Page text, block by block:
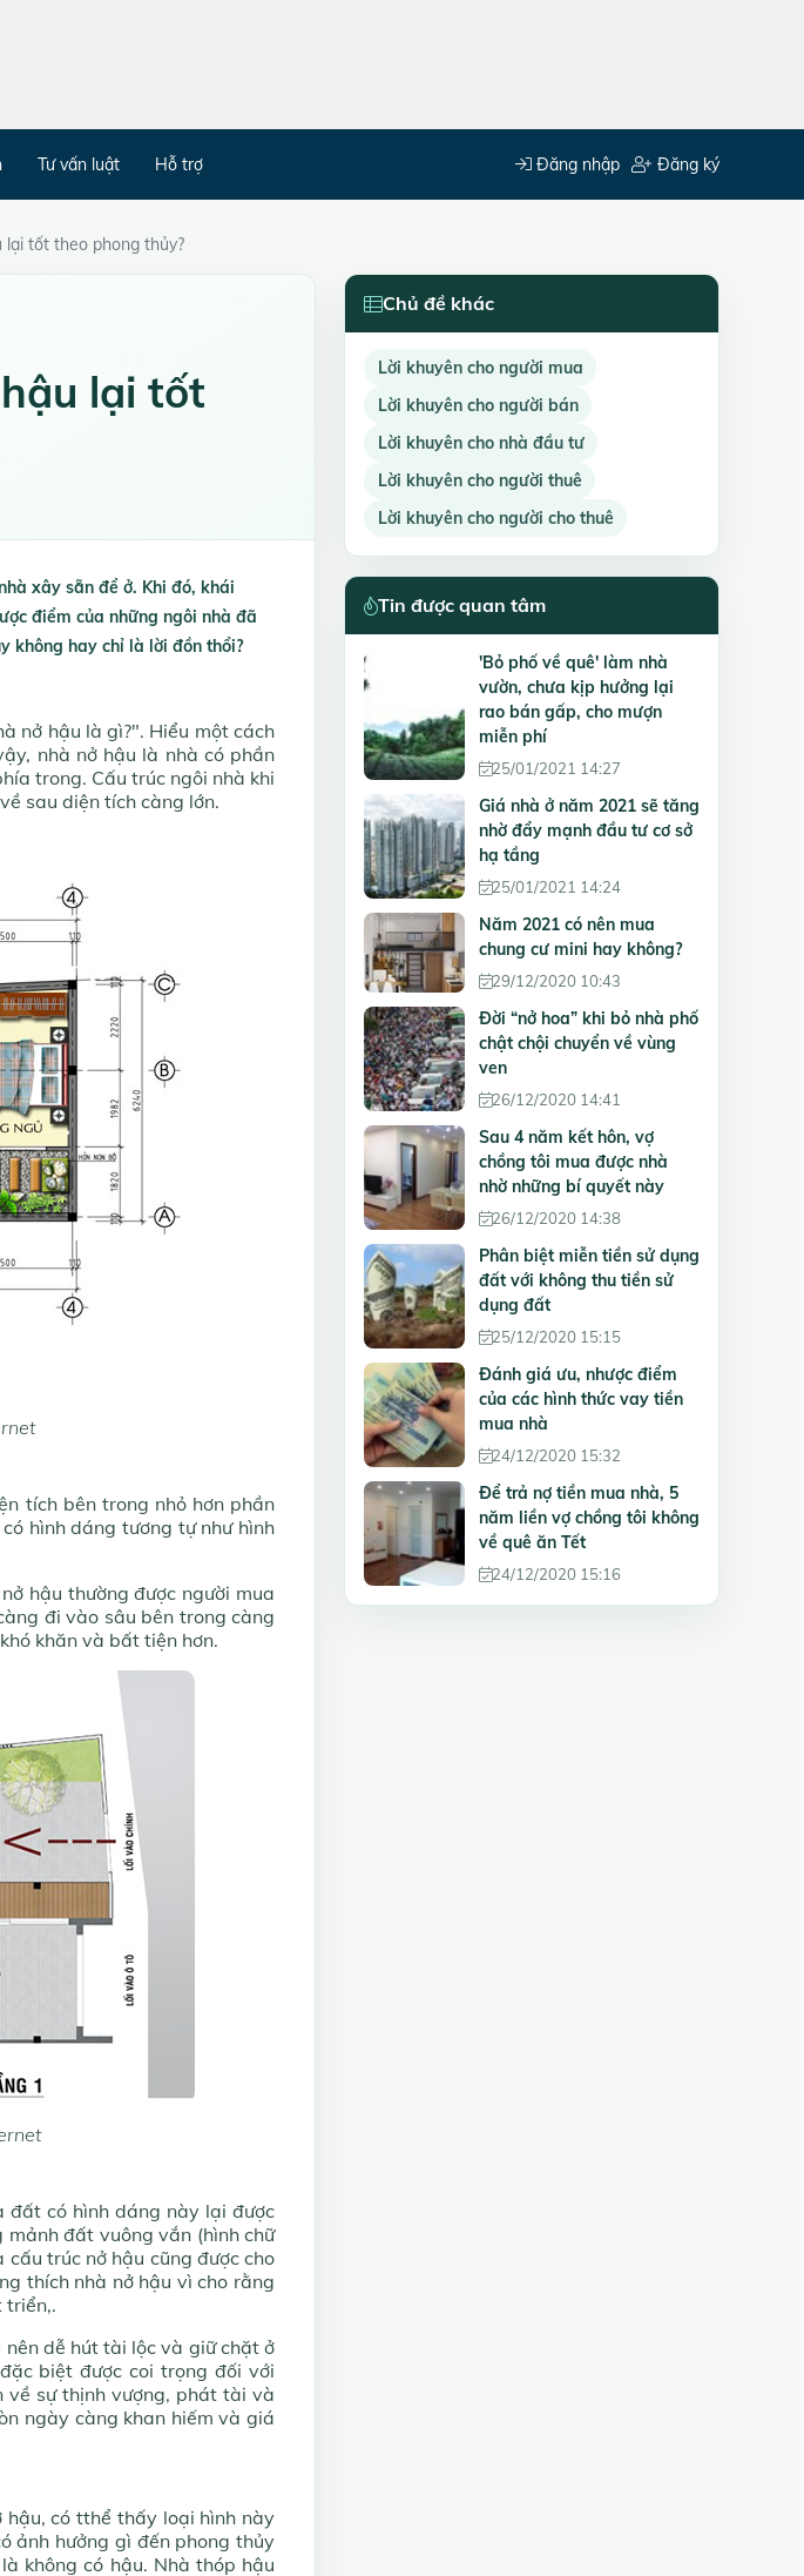
Tư vấn luật Hỗ trợ Đăng nhập Đăng ký
lại tốt theo phong thủy?
lại tốt
xây sẵn để ở. Khi đó, khái
điểm của những ngôi nhà đã
không hay chỉ là lời đồn thổi?
nở hậu là gì?". Hiểu một cách
nhà nở hậu là nhà có phần
trong. Cấu trúc ngôi nhà khi
sau diện tích càng lớn.
tích bên trong nhỏ hơn phần
hình dáng tương tự như hình
hậu thường được người mua
đi vào sâu bên trong càng
khăn và bất tiện hơn.
đất có hình dáng này lại được
đất vuông vắn (hình chữ
trúc nở hậu cũng được cho
thích nhà nở hậu vì cho rằng
triển,.
dễ hút tài lộc và giữ chặt ở
biệt được coi trọng đối với
về sự thịnh vượng, phát tài và
ngày càng khan hiếm và giá
hậu, có tthể thấy loại hình này
ảnh hưởng gì đến phong thủy
không có hậu. Nhà thóp hậu
Chủ đề khác
Lời khuyên cho người mua
Lời khuyên cho người bán
Lời khuyên cho nhà đầu tư
Lời khuyên cho người thuê
Lời khuyên cho người cho thuê
Tin được quan tâm
'Bỏ phố về quê' làm nhà
vườn, chưa kịp hưởng lại
rao bán gấp, cho mượn
miễn phí
25/01/2021 14:27
Giá nhà ở năm 2021 sẽ tăng
nhờ đẩy mạnh đầu tư cơ sở
hạ tầng
25/01/2021 14:24
Năm 2021 có nên mua
chung cư mini hay không?
29/12/2020 10:43
Đời “nở hoa” khi bỏ nhà phố
chật chội chuyển về vùng
ven
26/12/2020 14:41
Sau 4 năm kết hôn, vợ
chồng tôi mua được nhà
nhờ những bí quyết này
26/12/2020 14:38
Phân biệt miễn tiền sử dụng
đất với không thu tiền sử
dụng đất
25/12/2020 15:15
Đánh giá ưu, nhược điểm
của các hình thức vay tiền
mua nhà
24/12/2020 15:32
Để trả nợ tiền mua nhà, 5
năm liền vợ chồng tôi không
về quê ăn Tết
24/12/2020 15:16